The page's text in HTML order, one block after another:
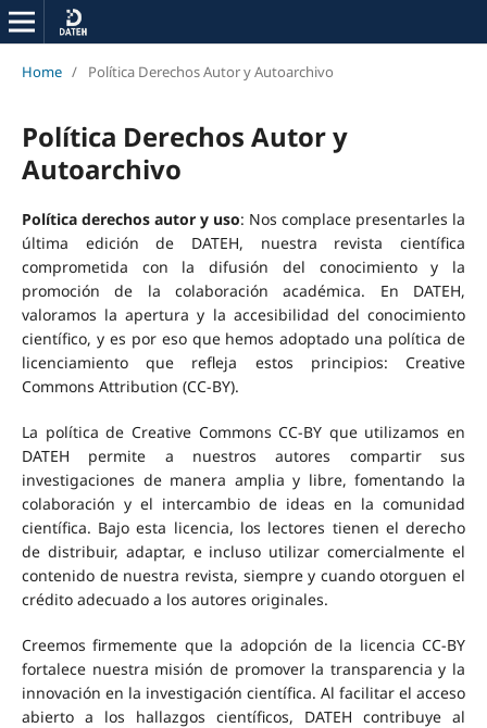
Home / Política Derechos Autor y Autoarchivo
Política Derechos Autor y
Autoarchivo
Política derechos autor y uso: Nos complace presentarles la
última edición de DATEH, nuestra revista científica
comprometida con la difusión del conocimiento y la
promoción de la colaboración académica. En DATEH,
valoramos la apertura y la accesibilidad del conocimiento
científico, y es por eso que hemos adoptado una política de
licenciamiento que refleja estos principios: Creative
Commons Attribution (CC-BY).
La política de Creative Commons CC-BY que utilizamos en
DATEH permite a nuestros autores compartir sus
investigaciones de manera amplia y libre, fomentando la
colaboración y el intercambio de ideas en la comunidad
científica. Bajo esta licencia, los lectores tienen el derecho
de distribuir, adaptar, e incluso utilizar comercialmente el
contenido de nuestra revista, siempre y cuando otorguen el
crédito adecuado a los autores originales.
Creemos firmemente que la adopción de la licencia CC-BY
fortalece nuestra misión de promover la transparencia y la
innovación en la investigación científica. Al facilitar el acceso
abierto a los hallazgos científicos, DATEH contribuye al